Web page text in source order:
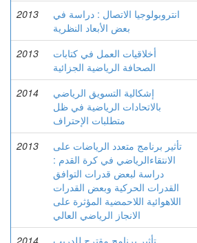
2013
انتروبولوجيا الاتصال : دراسة في
بعض الأبعاد النظرية
2013
أخلاقيات العمل في كتابات
الصحافة الرياضية الجزائية
2014
إشكالية التسويق الرياضي
بالاتحادات الرياضية في ظل
متطلبات الإحتراف
2013
تأثير برنامج متعدد الرياضات على
الانتقاءالرياضي في كرة القدم :
دراسة لبعض قدرات التوافق
القدرات الحركية وبعض القدرات
اللاهوائية اللاحمضية المؤثرة على
الانجاز الرياضي العالي
2014
تأثير برنامج مقترح للدريب